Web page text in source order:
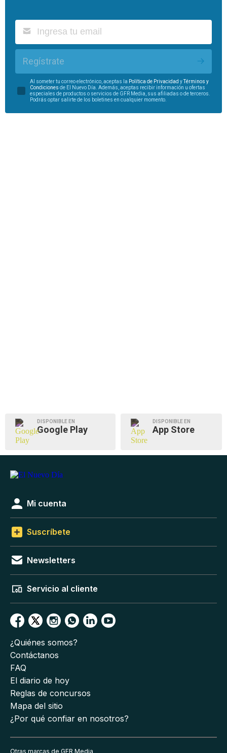
Regístrate
Al someter tu correo electrónico, aceptas la Política de Privacidad yTérminos y
Condiciones de El Nuevo Día. Además, aceptas recibir información u ofertas
especiales de productos o servicios de GFR Media, sus afiliadas o de terceros.
Podrás optar salirte de los boletines en cualquier momento.
DISPONIBLE EN
Google Play
DISPONIBLE EN
App Store
Mi cuenta
Suscríbete
Newsletters
Servicio al cliente
¿Quiénes somos?
Contáctanos
FAQ
El diario de hoy
Reglas de concursos
Mapa del sitio
¿Por qué confiar en nosotros?
Otras marcas de GFR Media